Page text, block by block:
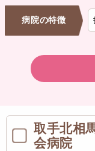
病院の特徴
取手北相
会病院